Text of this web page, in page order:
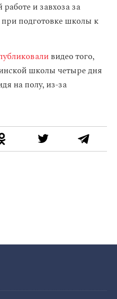
и завхоза за
подготовке школы к
видео того,
школы четыре дня
на полу, из-за